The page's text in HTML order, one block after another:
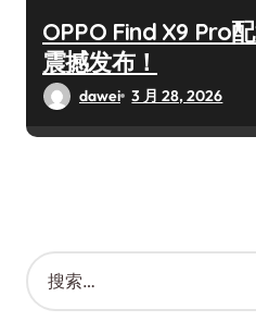
OPPO Find X9 Pro
震撼发布！
dawei 3 月 28, 2026
搜
索
：